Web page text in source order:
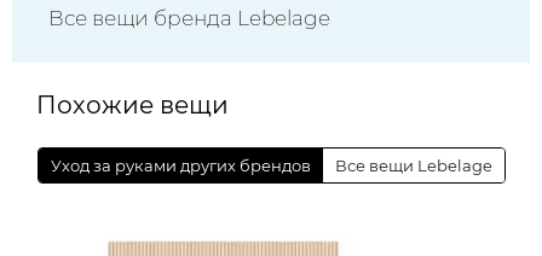
Все вещи бренда Lebelage
Похожие вещи
Уход за руками других брендов Все вещи Lebelage